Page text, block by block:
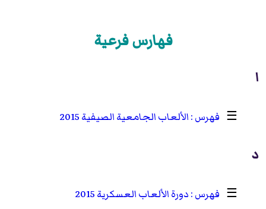
فهارس فرعية
ا
☰ الألعاب الجامعية الصيفية 2015
د
☰ دورة الألعاب العسكرية 2015